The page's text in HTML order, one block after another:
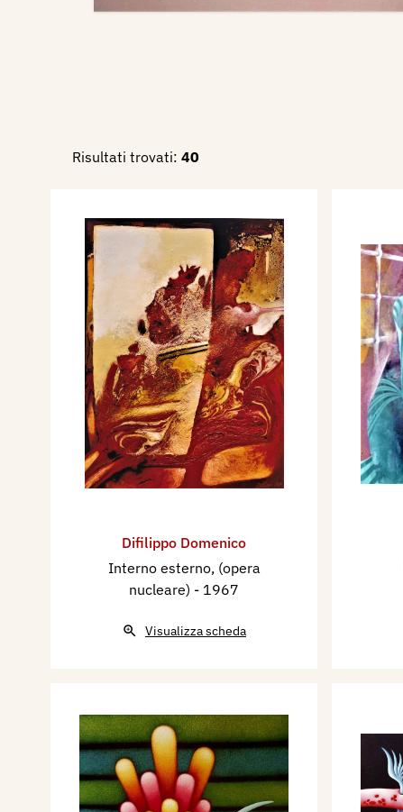
Risultati trovati: 40
Difilippo Domenico
Interno esterno, (opera
nucleare) - 1967
Visualizza scheda